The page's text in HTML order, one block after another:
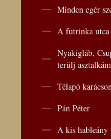
Minden egér
A futrinka
Nyakigláb,
terülj
Télapó
Pán Péter
A kis hableány